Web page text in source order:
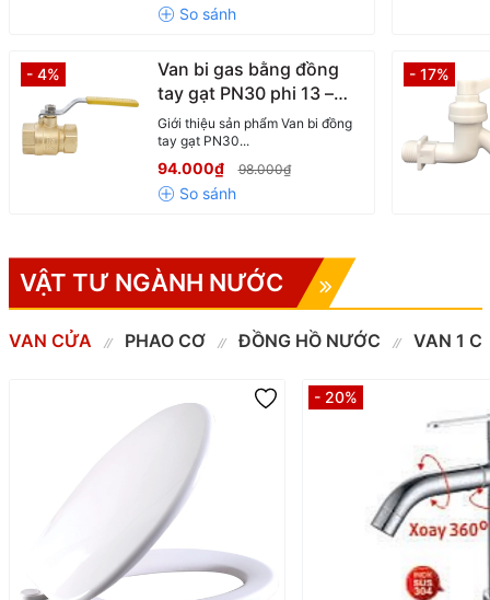
- 4%
Van bi gas bằng đồng
tay gạt PN30 phi 13 –
Hàng chính hãng tại
Vật Tư Tuấn Phát
Giới thiệu sản phẩm Van bi đồng
tay gạt PN30...
94.000₫ 98.000₫
- 17%
VẬT TƯ NGÀNH NƯỚC
VAN CỬA PHAO CƠ ĐỒNG HỒ NƯỚC VAN 1
- 20%